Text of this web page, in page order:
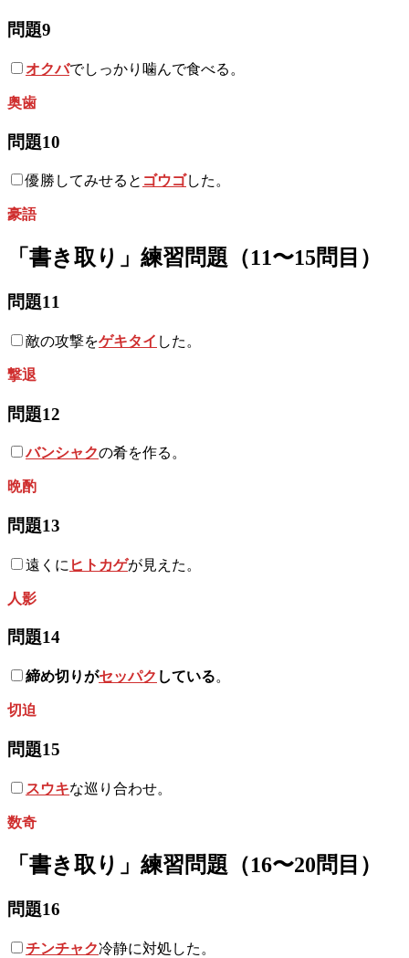
問題9
オクバでしっかり噛んで食べる。
奥歯
問題10
優勝してみせると ゴウゴした。
豪語
「書き取り」練習問題（11〜15問目）
問題11
敵の攻撃をゲキタイ した。
撃退
問題12
バンシャクの肴を作る。
晩酌
問題13
遠くに ヒトカゲが見えた。
人影
問題14
締め切りがセッパク している。
切迫
問題15
スウキな巡り合わせ。
数奇
「書き取り」練習問題（16〜20問目）
問題16
チンチャク冷静に対処した。